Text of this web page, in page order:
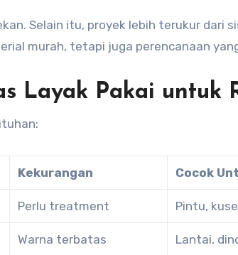
Selain itu, proyek lebih terukur dari
murah, tetapi juga perencanaan
Layak Pakai untuk
Kekurangan Cocok
Perlu treatment Pintu,
Warna terbatas Lantai,